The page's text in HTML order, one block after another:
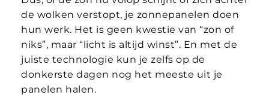
de wolken verstopt, je zonnepanelen doen
hun werk. Het is geen kwestie van “zon of
niks”, maar “licht is altijd winst”. En met de
juiste technologie kun je zelfs op de
donkerste dagen nog het meeste uit je
panelen halen.